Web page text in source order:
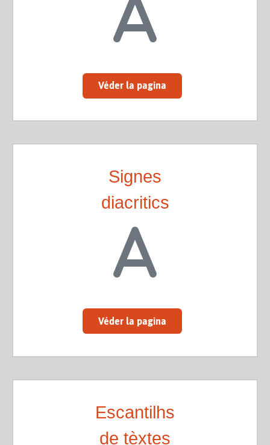
Véder la pagina
Signes
diacritics
Véder la pagina
Escantilhs
de tèxtes